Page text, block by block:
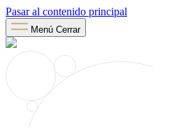
Pasar al contenido principal
Menú Cerrar